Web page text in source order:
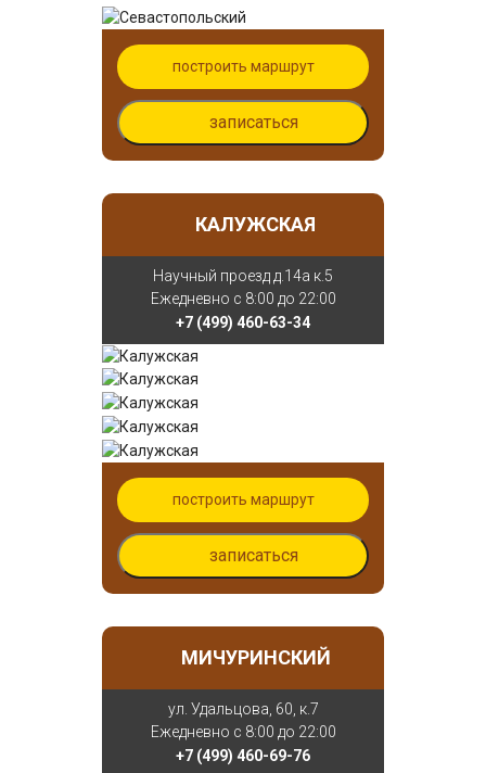
построить маршрут
записаться
КАЛУЖСКАЯ
Научный проезд д.14а к.5
Ежедневно с 8:00 до 22:00
+7 (499) 460-63-34
построить маршрут
записаться
МИЧУРИНСКИЙ
ул. Удальцова, 60, к.7
Ежедневно с 8:00 до 22:00
+7 (499) 460-69-76